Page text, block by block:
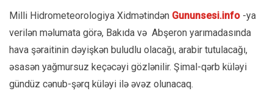
Milli Hidrometeorologiya Xidmətindən Gununsesi.info -ya
verilən məlumata görə, Bakıda və Abşeron yarımadasında
hava şəraitinin dəyişkən buludlu olacağı, arabir tutulacağı,
əsasən yağmursuz keçəcəyi gözlənilir. Şimal-qərb küləyi
gündüz cənub-şərq küləyi ilə əvəz olunacaq.